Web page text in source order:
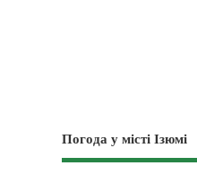
Погода у місті Ізюмі